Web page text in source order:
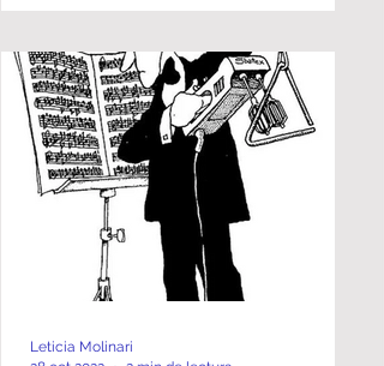
Leticia Molinari